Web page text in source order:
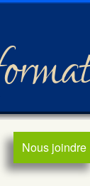
Nous joindre